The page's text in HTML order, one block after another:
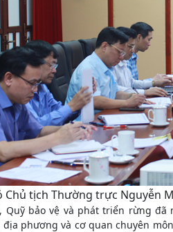
Chủ tịch Thường trực Nguyễn
Quỹ bảo vệ và phát triển rừng
phương và cơ quan chuyên